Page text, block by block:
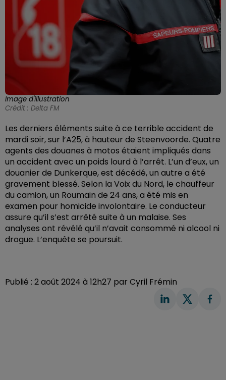
Image d'illustration
Crédit : Delta FM
Les derniers éléments suite à ce terrible accident de
mardi soir, sur l’A25, à hauteur de Steenvoorde. Quatre
agents des douanes à motos étaient impliqués dans
un accident avec un poids lourd à l’arrêt. L’un d’eux, un
douanier de Dunkerque, est décédé, un autre a été
gravement blessé. Selon la Voix du Nord, le chauffeur
du camion, un Roumain de 24 ans, a été mis en
examen pour homicide involontaire. Le conducteur
assure qu’il s’est arrêté suite à un malaise. Ses
analyses ont révélé qu’il n’avait consommé ni alcool ni
drogue. L’enquête se poursuit.
Publié : 2 août 2024 à 12h27 par Cyril Frémin